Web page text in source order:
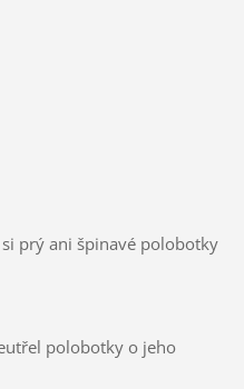
prý ani špinavé polobotky
polobotky o jeho